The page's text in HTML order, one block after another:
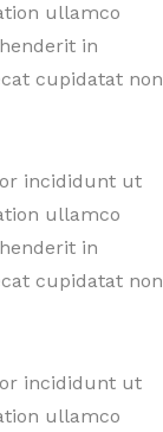
ullamco
in
cupidatat non
incididunt ut
ullamco
in
cupidatat non
incididunt ut
ullamco